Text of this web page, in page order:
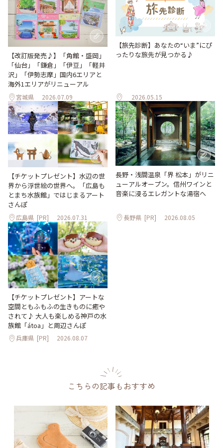
【改訂版発売♪】「角館・盛岡」
「仙台」「鎌倉」「伊豆」「軽井
沢」「伊勢志摩」国内6エリアと
海外1エリアがリニューアル
宮城県 2026.07.09
【旅先診断】あなたの“いま”にぴ
ったりな旅先が見つかる♪
2026.05.15
【チケットプレゼント】水辺の世
界から浮世絵の世界へ。「広島も
とまち水族館」ではじまるアート
さんぽ
広島県 [PR] 2026.07.31
長野・浅間温泉「界 松本」がリニ
ューアルオープン。信州ワインと
音楽に浸るエレガントな湯宿へ
長野県 [PR] 2026.08.05
【チケットプレゼント】アートな
空間ともふもふの生きものに癒や
されて♪ 大人も楽しめる神戸の水
族館「átoa」と周辺さんぽ
兵庫県 [PR] 2026.08.07
こちらの記事もおすすめ